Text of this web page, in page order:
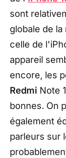
sont
globale de
celle de
appareil
encore, les
Redmi Note
bonnes. On
également
parleurs sur